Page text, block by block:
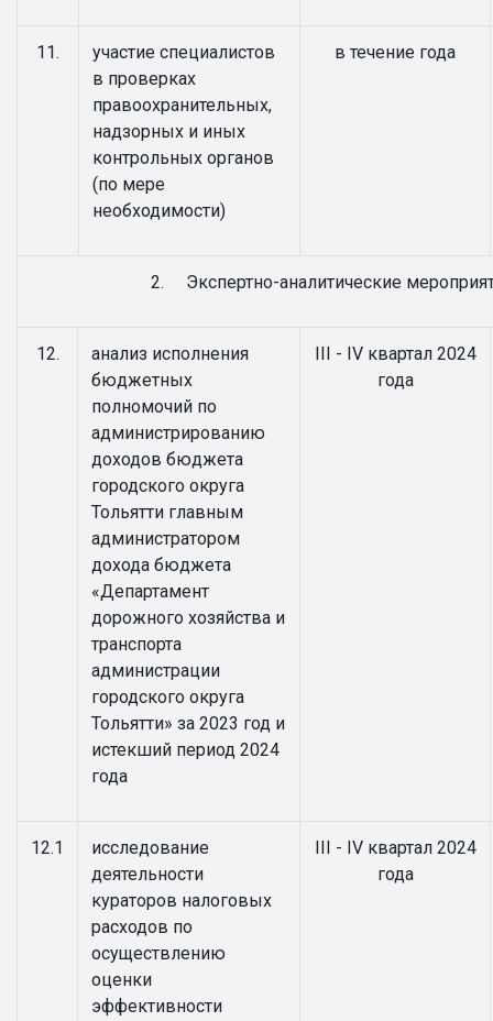
11.
участие специалистов
в проверках
правоохранительных,
надзорных и иных
контрольных органов
(по мере
необходимости)
в течение года
2. Экспертно-аналитические
12.
анализ исполнения
бюджетных
полномочий по
администрированию
доходов бюджета
городского округа
Тольятти главным
администратором
дохода бюджета
«Департамент
дорожного хозяйства и
транспорта
администрации
городского округа
Тольятти» за 2023 год и
истекший период 2024
года
III - IV квартал 2024
года
12.1
исследование
деятельности
кураторов налоговых
расходов по
осуществлению
оценки
эффективности
III - IV квартал 2024
года